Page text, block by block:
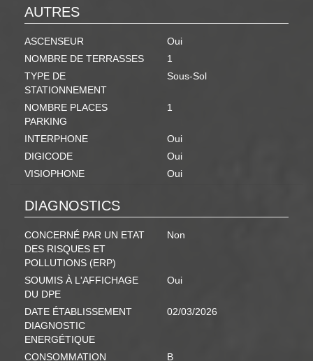
AUTRES
ASCENSEUR
Oui
NOMBRE DE TERRASSES
1
TYPE DE
STATIONNEMENT
Sous-Sol
NOMBRE PLACES
PARKING
1
INTERPHONE
Oui
DIGICODE
Oui
VISIOPHONE
Oui
DIAGNOSTICS
CONCERNÉ PAR UN ETAT
DES RISQUES ET
POLLUTIONS (ERP)
Non
SOUMIS À L'AFFICHAGE
DU DPE
Oui
DATE ÉTABLISSEMENT
DIAGNOSTIC
ENERGÉTIQUE
02/03/2026
CONSOMMATION
B